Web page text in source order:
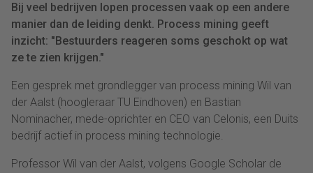
Bij veel bedrijven lopen processen vaak op een andere
manier dan de leiding denkt. Process mining geeft
inzicht: "Bestuurders reageren soms geschokt op wat
ze te zien krijgen."
Een gesprek met grondlegger van process mining Wil van
der Aalst (hoogleraar TU Eindhoven) en Bastian
Nominacher, mede-oprichter en CEO van Celonis, een Duits
bedrijf actief in process mining technologie.
Professor Wil van der Aalst, volgens Google Scholar de